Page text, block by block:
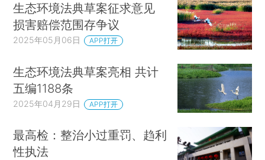
生态环境法典草案征求意见
损害赔偿范围存争议
2025年05月06日 APP打开
生态环境法典草案亮相 共计
五编1188条
2025年04月29日 APP打开
最高检：整治小过重罚、趋利
性执法